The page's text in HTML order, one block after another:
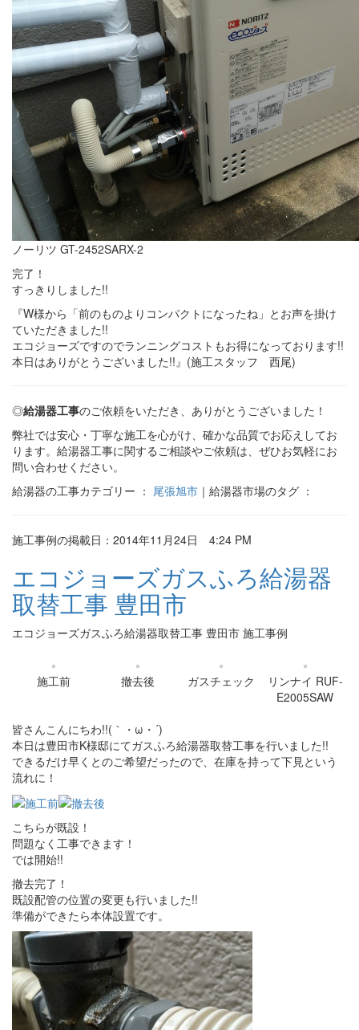
ノーリツ GT-2452SARX-2
完了！
すっきりしました!!
『W様から「前のものよりコンパクトになったね」とお声を掛け
ていただきました!!
エコジョーズですのでランニングコストもお得になっております!!
本日はありがとうございました!!』(施工スタッフ 西尾)
◎給湯器工事のご依頼をいただき、ありがとうございました！
弊社では安心・丁寧な施工を心がけ、確かな品質でお応えしてお
ります。給湯器工事に関するご相談やご依頼は、ぜひお気軽にお
問い合わせください。
給湯器の工事カテゴリー ： 尾張旭市 ｜給湯器市場のタグ ：
施工事例の掲載日：2014年11月24日 4:24 PM
エコジョーズガスふろ給湯器
取替工事 豊田市
エコジョーズガスふろ給湯器取替工事 豊田市 施工事例
施工前 撤去後 ガスチェック
リンナイ RUF-
E2005SAW
皆さんこんにちわ!!(｀・ω・´)
本日は豊田市K様邸にてガスふろ給湯器取替工事を行いました!!
できるだけ早くとのご希望だったので、在庫を持って下見という
流れに！
こちらが既設！
問題なく工事できます！
では開始!!
撤去完了！
既設配管の位置の変更も行いました!!
準備ができたら本体設置です。